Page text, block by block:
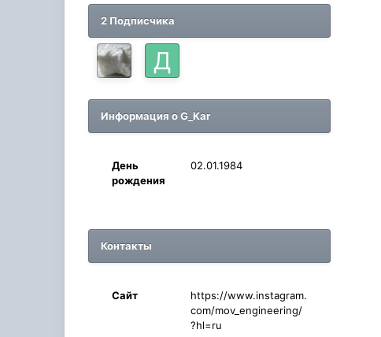
2 Подписчика
Информация о G_Kar
День
рождения
02.01.1984
Контакты
Сайт
https://www.instagram.
com/mov_engineering/
?hl=ru